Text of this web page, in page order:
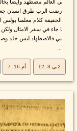
ي العالم مضطهد وايضا
رضت الرب طرق انسان جعل
الحقيقة كلام معلمنا
ا جاء في سفر الامثال
بي فالاضطهاد ليس جلد
2تي 3: 12 أم 16: 7